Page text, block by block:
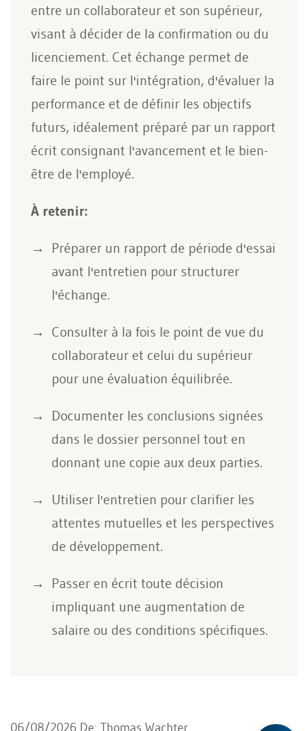
entre un collaborateur et son supérieur,
visant à décider de la confirmation ou du
licenciement. Cet échange permet de
faire le point sur l'intégration, d'évaluer la
performance et de définir les objectifs
futurs, idéalement préparé par un rapport
écrit consignant l'avancement et le bien-
être de l'employé.
À retenir:
Préparer un rapport de période d'essai
avant l'entretien pour structurer
l'échange.
Consulter à la fois le point de vue du
collaborateur et celui du supérieur
pour une évaluation équilibrée.
Documenter les conclusions signées
dans le dossier personnel tout en
donnant une copie aux deux parties.
Utiliser l'entretien pour clarifier les
attentes mutuelles et les perspectives
de développement.
Passer en écrit toute décision
impliquant une augmentation de
salaire ou des conditions spécifiques.
06/08/2026 De: Thomas Wachter